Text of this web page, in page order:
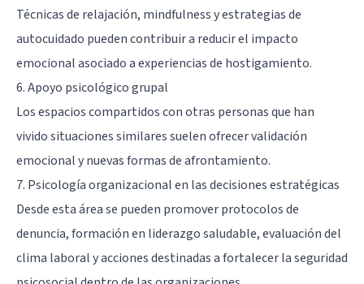
Técnicas de relajación, mindfulness y estrategias de
autocuidado pueden contribuir a reducir el impacto
emocional asociado a experiencias de hostigamiento.
6. Apoyo psicológico grupal
Los espacios compartidos con otras personas que han
vivido situaciones similares suelen ofrecer validación
emocional y nuevas formas de afrontamiento.
7. Psicología organizacional en las decisiones estratégicas
Desde esta área se pueden promover protocolos de
denuncia, formación en liderazgo saludable, evaluación del
clima laboral y acciones destinadas a fortalecer la seguridad